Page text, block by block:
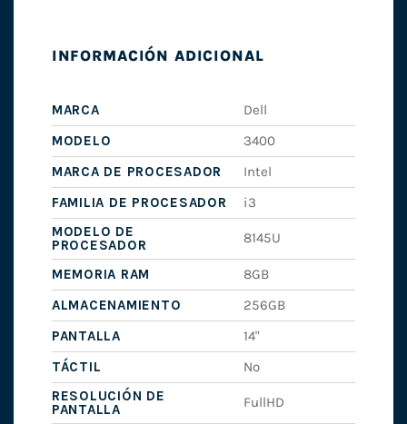
INFORMACIÓN ADICIONAL
MARCA
Dell
MODELO
3400
MARCA DE PROCESADOR
Intel
FAMILIA DE PROCESADOR
i3
MODELO DE
PROCESADOR
8145U
MEMORIA RAM
8GB
ALMACENAMIENTO
256GB
PANTALLA
14"
TÁCTIL
No
RESOLUCIÓN DE
PANTALLA
FullHD